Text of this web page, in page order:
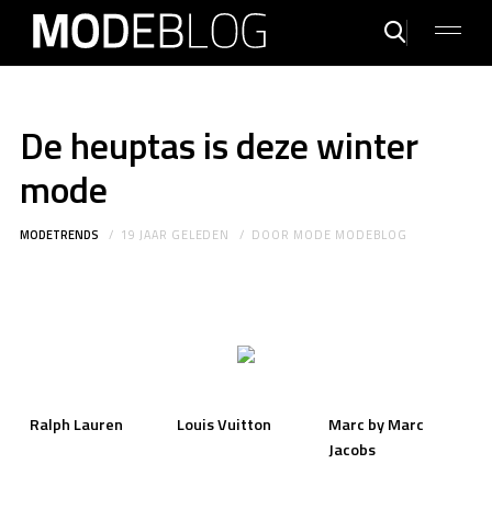
De heuptas is deze winter
mode
MODETRENDS 19 JAAR GELEDEN DOOR MODE MODEBLOG
Ralph Lauren Louis Vuitton
Marc by Marc
Jacobs